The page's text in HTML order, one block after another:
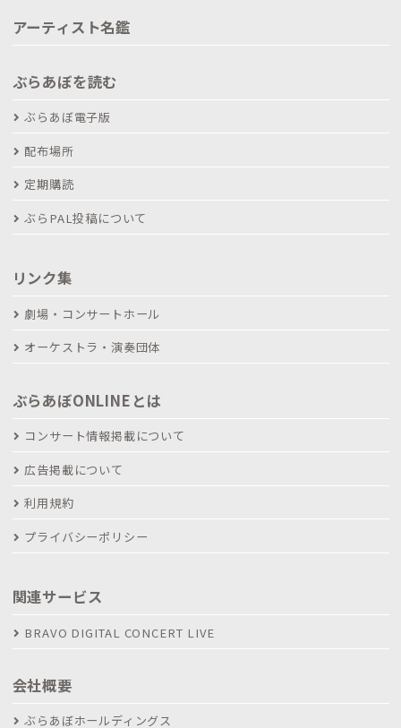
アーティスト名鑑
ぶらあぼを読む
ぶらあぼ電子版
配布場所
定期購読
ぶらPAL投稿について
リンク集
劇場・コンサートホール
オーケストラ・演奏団体
ぶらあぼONLINEとは
コンサート情報掲載について
広告掲載について
利用規約
プライバシーポリシー
関連サービス
BRAVO DIGITAL CONCERT LIVE
会社概要
ぶらあぼホールディングス